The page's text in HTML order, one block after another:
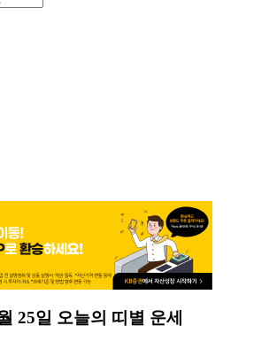
25일 오늘의 띠별 운세